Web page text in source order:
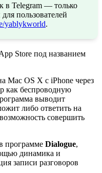
в Telegram — только
пользователей
yablykworld.
Store под названием
Mac OS X с iPhone через
как беспроводную
выводит
либо ответить на
совершить
программе Dialogue,
динамика и
записи разговоров